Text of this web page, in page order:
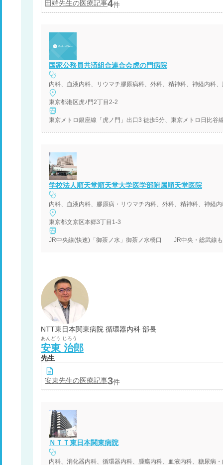
田端先生の医療記事4件
国家公務員共済組合連合会虎の門病院
東京都港区虎ﾉ門2丁目2-2
東京メトロ銀座線「虎ノ門」出口3 徒歩5分、東京メトロ日比谷
学校法人順天堂順天堂大学医学部附属順天堂医院
東京都文京区本郷3丁目1-3
NTT東日本関東病院 循環器内科 部長
あんどう じろう
安東 治郎
先生
安東先生の医療記事3件
ＮＴＴ東日本関東病院